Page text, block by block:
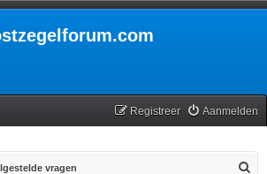
Aanmelden
Registreer
vragen